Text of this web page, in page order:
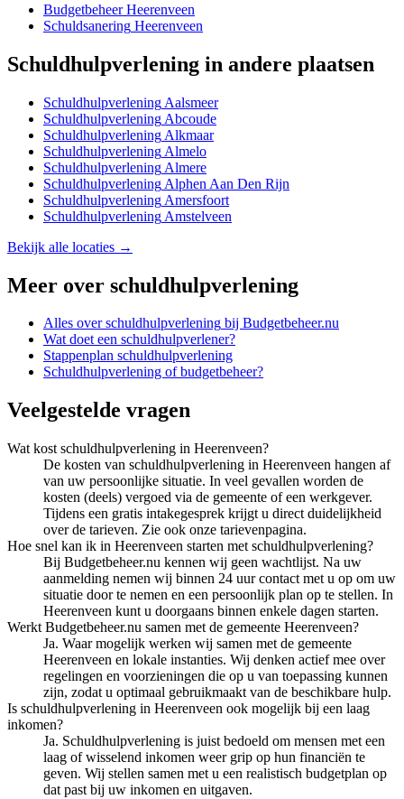
Budgetbeheer Heerenveen
Schuldsanering Heerenveen
Schuldhulpverlening in andere plaatsen
Schuldhulpverlening Aalsmeer
Schuldhulpverlening Abcoude
Schuldhulpverlening Alkmaar
Schuldhulpverlening Almelo
Schuldhulpverlening Almere
Schuldhulpverlening Alphen Aan Den Rijn
Schuldhulpverlening Amersfoort
Schuldhulpverlening Amstelveen
Bekijk alle locaties →
Meer over schuldhulpverlening
Alles overschuldhulpverlening bij Budgetbeheer.nu
Wat doet een schuldhulpverlener?
Stappenplan schuldhulpverlening
Schuldhulpverlening of budgetbeheer?
Veelgestelde vragen
Wat kost schuldhulpverlening in Heerenveen?
De kosten van schuldhulpverlening in Heerenveen hangen af
van uw persoonlijke situatie. In veel gevallen worden de
kosten (deels) vergoed via de gemeente of een werkgever.
Tijdens een gratis intakegesprek krijgt u direct duidelijkheid
over de tarieven. Zie ook onze tarievenpagina.
Hoe snel kan ik in Heerenveen starten met schuldhulpverlening?
Bij Budgetbeheer.nu kennen wij geen wachtlijst. Na uw
aanmelding nemen wij binnen 24 uur contact met u op om uw
situatie door te nemen en een persoonlijk plan op te stellen. In
Heerenveen kunt u doorgaans binnen enkele dagen starten.
Werkt Budgetbeheer.nu samen met de gemeente Heerenveen?
Ja. Waar mogelijk werken wij samen met de gemeente
Heerenveen en lokale instanties. Wij denken actief mee over
regelingen en voorzieningen die op u van toepassing kunnen
zijn, zodat u optimaal gebruikmaakt van de beschikbare hulp.
Is schuldhulpverlening in Heerenveen ook mogelijk bij een laag
inkomen?
Ja. Schuldhulpverlening is juist bedoeld om mensen met een
laag of wisselend inkomen weer grip op hun financiën te
geven. Wij stellen samen met u een realistisch budgetplan op
dat past bij uw inkomen en uitgaven.